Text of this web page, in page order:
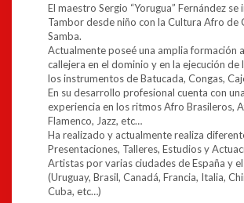
El maestro Sergio “Yorugua” Fernández se
Tambor desde niño con la Cultura Afro de
Samba.
Actualmente poseé una amplia formación
callejera en el dominio y en la ejecución de
los instrumentos de Batucada, Congas,
En su desarrollo profesional cuenta con
experiencia en los ritmos Afro Brasileros,
Flamenco, Jazz, etc…
Ha realizado y actualmente realiza
Presentaciones, Talleres, Estudios y
Artistas por varias ciudades de España y
(Uruguay, Brasil, Canadá, Francia, Italia,
Cuba, etc…)